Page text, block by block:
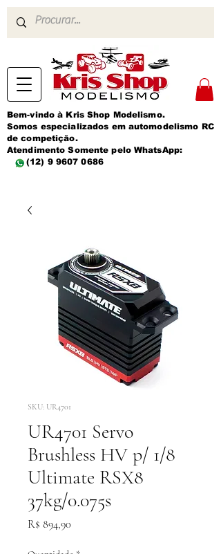
Bem-vindo à Kris Shop Modelismo.
Somos especializados em automodelismo RC
de competição.
Atendimento Somente pelo WhatsApp:
(12) 9 9607 0686
SKU: UR4701
UR4701 Servo
Brushless HV p/ 1/8
Ultimate RSX8
37kg/0.075s
R$ 894,90